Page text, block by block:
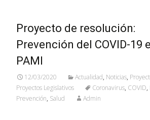
Proyecto de resolución:
Prevención del COVID-19
PAMI
12/03/2020 Actualidad, Noticias,
Proyectos Legislativos
Coronavirus, COVID,
Prevención, Salud Admin